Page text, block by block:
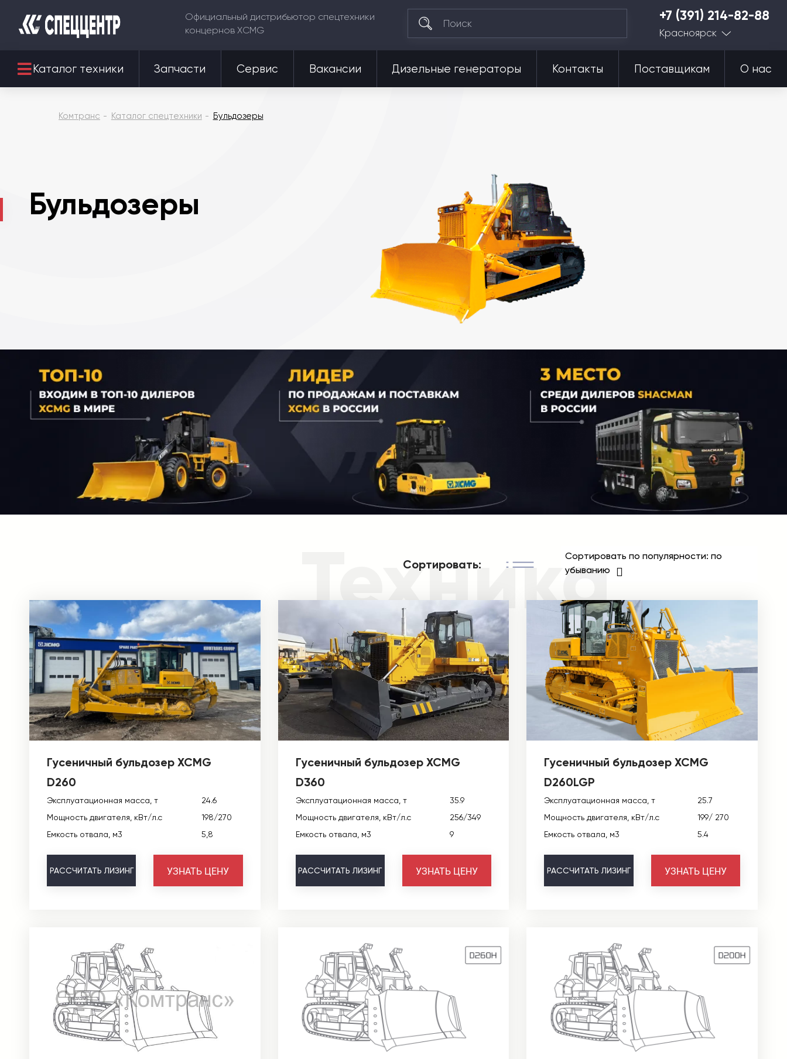
Официальный дистрибьютор спецтехники
концернов XCMG
+7 (391) 214-82-88
Красноярск
Каталог техники Запчасти Сервис Вакансии Дизельные генераторы Контакты Поставщикам О нас
Комтранс Каталог спецтехники Бульдозеры
Бульдозеры
Сортировать:
Сортировать по популярности: по
убыванию
Техника
Гусеничный бульдозер XCMG
D260
Эксплуатационная масса, т
24.6
Мощность двигателя, кВт/л.с
198/270
Емкость отвала, м3
5,8
РАССЧИТАТЬ ЛИЗИНГ УЗНАТЬ ЦЕНУ
Гусеничный бульдозер XCMG
D360
Эксплуатационная масса, т
35.9
Мощность двигателя, кВт/л.с
256/349
Емкость отвала, м3
9
РАССЧИТАТЬ ЛИЗИНГ УЗНАТЬ ЦЕНУ
Гусеничный бульдозер XCMG
D260LGP
Эксплуатационная масса, т
25.7
Мощность двигателя, кВт/л.с
199/ 270
Емкость отвала, м3
5.4
РАССЧИТАТЬ ЛИЗИНГ УЗНАТЬ ЦЕНУ